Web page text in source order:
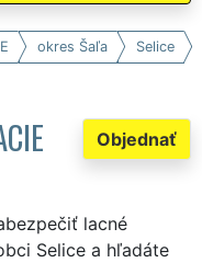
okres Šaľa Selice
Objednať
lacné
Selice a hľadáte